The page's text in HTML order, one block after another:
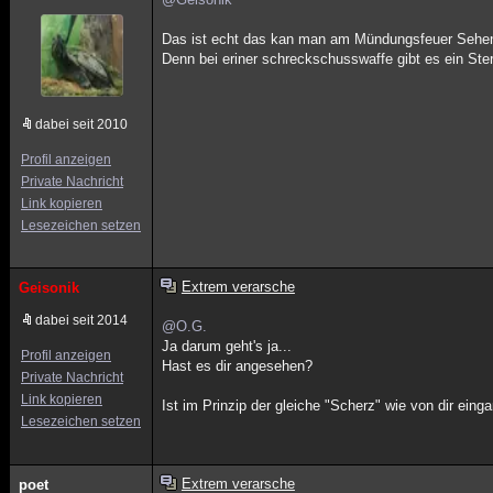
dabei seit 2010
Profil anzeigen
Private Nachricht
Link kopieren
Lesezeichen setzen
Das ist echt das kan man am Mündungsfeuer
Denn bei eriner schreckschusswaffe gibt es ein
Geisonik
dabei seit 2014
Profil anzeigen
Private Nachricht
Link kopieren
Lesezeichen setzen
Extrem verarsche
@O.G.
Ja darum geht's ja...
Hast es dir angesehen?
Ist im Prinzip der gleiche "Scherz" wie von dir
poet Extrem verarsche